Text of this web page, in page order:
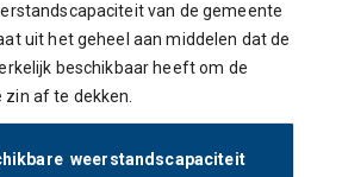
van de gemeente
uit het geheel aan middelen dat de
beschikbaar heeft om de
af te dekken.
weerstandscapaciteit